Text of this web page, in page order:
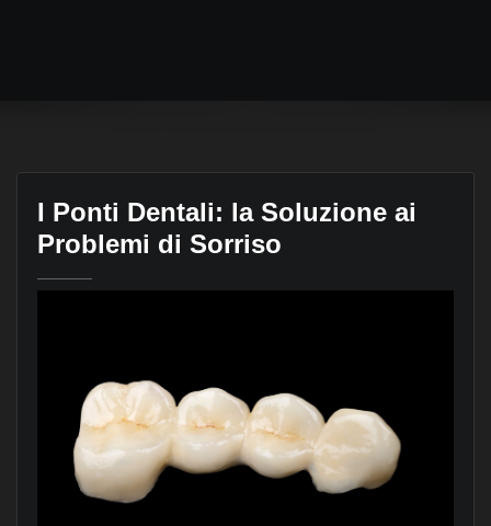
I Ponti Dentali: la Soluzione ai
Problemi di Sorriso